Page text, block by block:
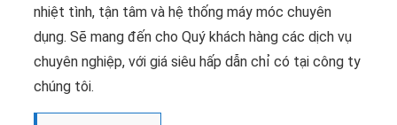
nhiệt tình, tận tâm và hệ thống máy móc chuyên
dụng. Sẽ mang đến cho Quý khách hàng các dịch vụ
chuyên nghiệp, với giá siêu hấp dẫn chỉ có tại công ty
chúng tôi.